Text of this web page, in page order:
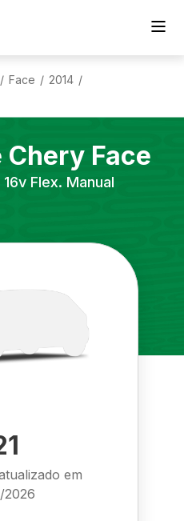
/ Face / 2014 /
Chery Face
16v Flex. Manual
em
2026